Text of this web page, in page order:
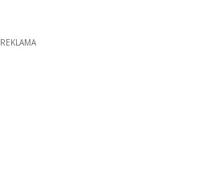
REKLAMA